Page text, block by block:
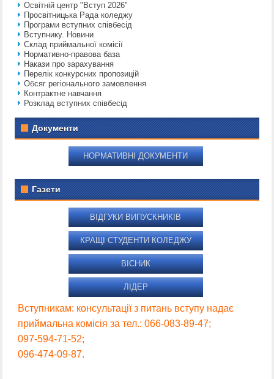
Освітній центр "Вступ 2026"
Просвітницька Рада коледжу
Програми вступних співбесід
Вступнику. Новини
Склад приймальної комісії
Нормативно-правова база
Накази про зарахування
Перелік конкурсних пропозицій
Обсяг регіонального замовлення
Контрактне навчання
Розклад вступних співбесід
Документи
НОРМАТИВНІ ДОКУМЕНТИ
Газети
ВІДГУКИ ВИПУСКНИКІВ
КРАЩІ СТУДЕНТИ КОЛЕДЖУ
ВІСНИК
ЛІДЕР
Вступникам: консультації з питань вступу надає
приймальна комісія за тел.: 066-083-89-47;
097-594-71-52;
096-474-09-87.